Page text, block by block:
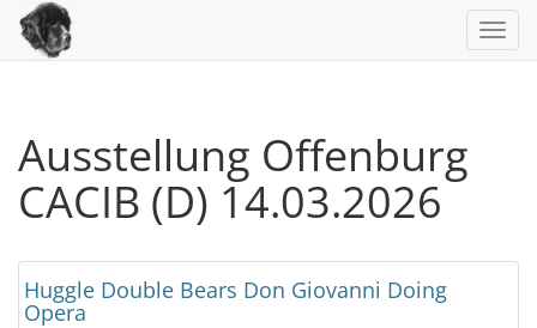
Ausstellung Offenburg
CACIB (D) 14.03.2026
Huggle Double Bears Don Giovanni Doing
Opera